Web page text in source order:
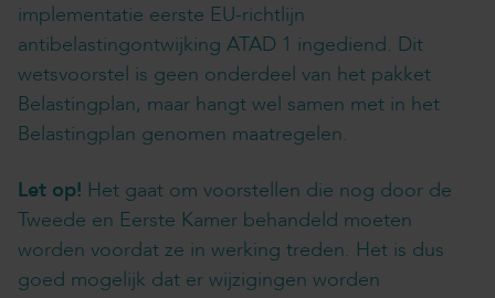
implementatie eerste EU-richtlijn
antibelastingontwijking ATAD 1 ingediend. Dit
wetsvoorstel is geen onderdeel van het pakket
Belastingplan, maar hangt wel samen met in het
Belastingplan genomen maatregelen.
Let op! Het gaat om voorstellen die nog door de
Tweede en Eerste Kamer behandeld moeten
worden voordat ze in werking treden. Het is dus
goed mogelijk dat er wijzigingen worden